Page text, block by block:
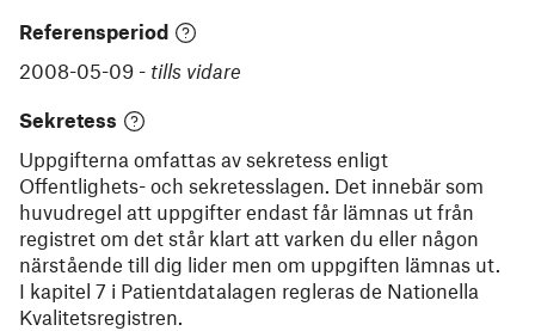
Referensperiod
2008-05-09 - tills vidare
Sekretess
Uppgifterna omfattas av sekretess enligt
Offentlighets- och sekretesslagen. Det innebär som
huvudregel att uppgifter endast får lämnas ut från
registret om det står klart att varken du eller någon
närstående till dig lider men om uppgiften lämnas ut.
I kapitel 7 i Patientdatalagen regleras de Nationella
Kvalitetsregistren.